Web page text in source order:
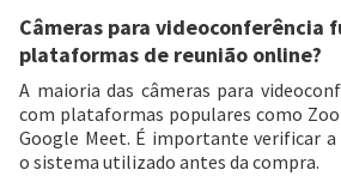
Câmeras para videoconferência
plataformas de reunião online?
A maioria das câmeras para
com plataformas populares como
Google Meet. É importante verificar
o sistema utilizado antes da compra.